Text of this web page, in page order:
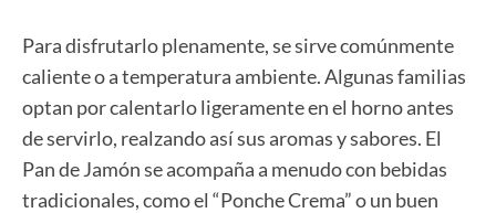
Para disfrutarlo plenamente, se sirve comúnmente
caliente o a temperatura ambiente. Algunas familias
optan por calentarlo ligeramente en el horno antes
de servirlo, realzando así sus aromas y sabores. El
Pan de Jamón se acompaña a menudo con bebidas
tradicionales, como el “Ponche Crema” o un buen